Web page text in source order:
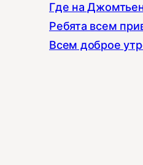
Где на
Ребята всем
Всем доброе